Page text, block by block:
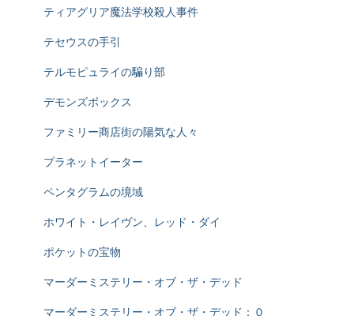
ティアグリア魔法学校殺人事件
テセウスの手引
テルモピュライの騙り部
デモンズボックス
ファミリー商店街の陽気な人々
プラネットイーター
ペンタグラムの境域
ホワイト・レイヴン、レッド・ダイ
ポケットの宝物
マーダーミステリー・オブ・ザ・デッド
マーダーミステリー・オブ・ザ・デッド：０